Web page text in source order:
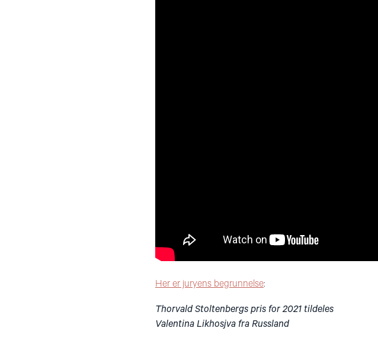
Her er juryens begrunnelse:
Thorvald Stoltenbergs pris for 2021 tildeles
Valentina Likhosjva fra Russland